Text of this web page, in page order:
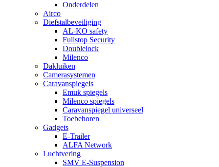
Onderdelen
Airco
Diefstalbeveiliging
AL-KO safety
Fullstop Security
Doublelock
Milenco
Dakluiken
Camerasystemen
Caravanspiegels
Emuk spiegels
Milenco spiegels
Caravanspiegel universeel
Toebehoren
Gadgets
E-Trailer
ALFA Network
Luchtvering
SMV E-Suspension